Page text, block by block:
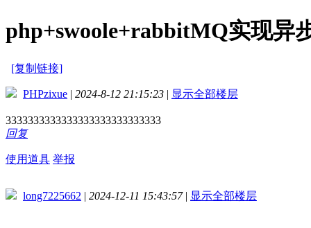
php+swoole+rabbitMQ实现异
[复制链接]
PHPzixue | 2024-8-12 21:15:23 | 显示全部楼层
3333333333333333333333333333
回复
使用道具 举报
long7225662 | 2024-12-11 15:43:57 | 显示全部楼层